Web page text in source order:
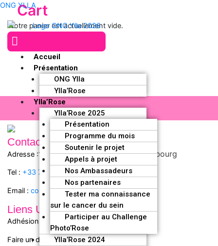
Aller
contenu
ONG YLLA
Menu
Accueil
Présentation
ONG Ylla
Ylla’Rose
Ylla’Rose
Ylla’Rose 2025
Présentation
Programme du mois
Soutenir le projet
Appels à projet
Nos Ambassadeurs
Nos partenaires
Tester ma connaissance
sur le cancer du sein
Participer au Challenge
Photo’Rose
Ylla’Rose 2024
Cart
Votre panier est actuellement vide.
Contact
Adresse :1 Place des Orphelins, 67000Strasbourg
Tel : +33 7 89 35 6004
Email : contact@ongylla.org
Liens Utiles
Adhésion
Faire un don